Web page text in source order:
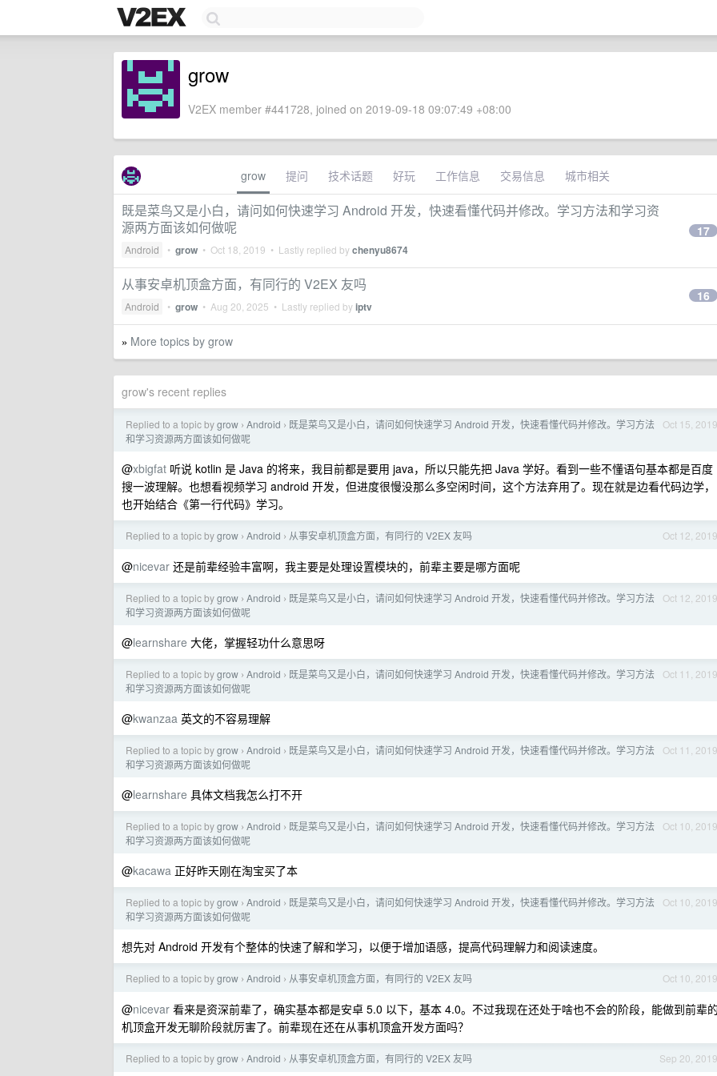
grow
V2EX member #441728, joined on 2019-09-18 09:07:49 +08:00
grow 提问 技术话题 好玩 工作信息 交易信息 城市相关
既是菜鸟又是小白，请问如何快速学习 Android 开发，快速看懂代码并修改。学习方法和学习资
源两方面该如何做呢
Android • grow • Oct 18, 2019 • Lastly replied bychenyu8674
17
从事安卓机顶盒方面，有同行的 V2EX 友吗
Android • grow • Aug 20, 2025 • Lastly replied byiptv
16
» More topics by grow
grow's recent replies
Oct 15, 2019
Replied to a topic bygrow › Android › 既是菜鸟又是小白，请问如何快速学习 Android 开发，快速看懂代码并修改。学习方法
和学习资源两方面该如何做呢
@xbigfat 听说 kotlin 是 Java 的将来，我目前都是要用 java，所以只能先把 Java 学好。看到一些不懂语句基本都是百度
搜一波理解。也想看视频学习 android 开发，但进度很慢没那么多空闲时间，这个方法弃用了。现在就是边看代码边学，
也开始结合《第一行代码》学习。
Oct 12, 2019
Replied to a topic bygrow › Android › 从事安卓机顶盒方面，有同行的 V2EX 友吗
@nicevar 还是前辈经验丰富啊，我主要是处理设置模块的，前辈主要是哪方面呢
Oct 12, 2019
Replied to a topic bygrow › Android › 既是菜鸟又是小白，请问如何快速学习 Android 开发，快速看懂代码并修改。学习方法
和学习资源两方面该如何做呢
@learnshare 大佬，掌握轻功什么意思呀
Oct 11, 2019
Replied to a topic bygrow › Android › 既是菜鸟又是小白，请问如何快速学习 Android 开发，快速看懂代码并修改。学习方法
和学习资源两方面该如何做呢
@kwanzaa 英文的不容易理解
Oct 11, 2019
Replied to a topic bygrow › Android › 既是菜鸟又是小白，请问如何快速学习 Android 开发，快速看懂代码并修改。学习方法
和学习资源两方面该如何做呢
@learnshare 具体文档我怎么打不开
Oct 10, 2019
Replied to a topic bygrow › Android › 既是菜鸟又是小白，请问如何快速学习 Android 开发，快速看懂代码并修改。学习方法
和学习资源两方面该如何做呢
@kacawa 正好昨天刚在淘宝买了本
Oct 10, 2019
Replied to a topic bygrow › Android › 既是菜鸟又是小白，请问如何快速学习 Android 开发，快速看懂代码并修改。学习方法
和学习资源两方面该如何做呢
想先对 Android 开发有个整体的快速了解和学习，以便于增加语感，提高代码理解力和阅读速度。
Oct 10, 2019
Replied to a topic bygrow › Android › 从事安卓机顶盒方面，有同行的 V2EX 友吗
@nicevar 看来是资深前辈了，确实基本都是安卓 5.0 以下，基本 4.0。不过我现在还处于啥也不会的阶段，能做到前辈的
机顶盒开发无聊阶段就厉害了。前辈现在还在从事机顶盒开发方面吗？
Sep 20, 2019
Replied to a topic bygrow › Android › 从事安卓机顶盒方面，有同行的 V2EX 友吗